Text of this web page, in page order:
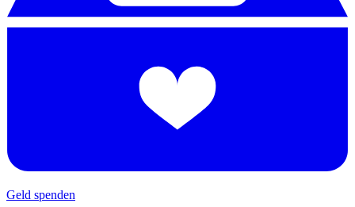
Geld spenden